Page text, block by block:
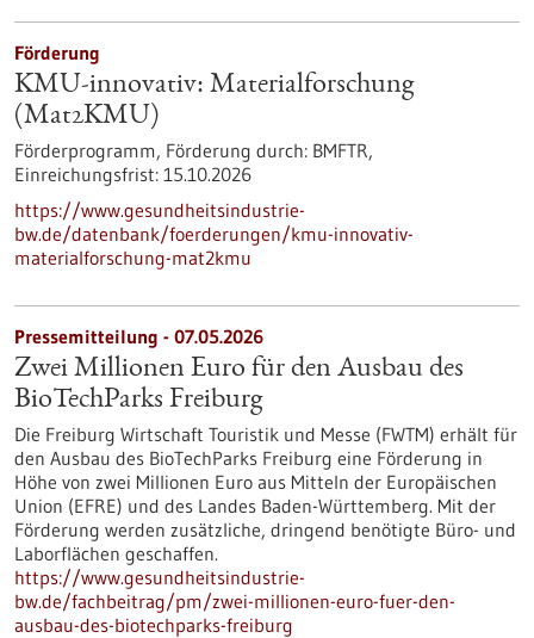
Förderung
KMU-innovativ: Materialforschung
(Mat2KMU)
Förderprogramm, Förderung durch: BMFTR,
Einreichungsfrist: 15.10.2026
https://www.gesundheitsindustrie-
bw.de/datenbank/foerderungen/kmu-innovativ-
materialforschung-mat2kmu
Pressemitteilung - 07.05.2026
Zwei Millionen Euro für den Ausbau des
BioTechParks Freiburg
Die Freiburg Wirtschaft Touristik und Messe (FWTM) erhält für
den Ausbau des BioTechParks Freiburg eine Förderung in
Höhe von zwei Millionen Euro aus Mitteln der Europäischen
Union (EFRE) und des Landes Baden-Württemberg. Mit der
Förderung werden zusätzliche, dringend benötigte Büro- und
Laborflächen geschaffen.
https://www.gesundheitsindustrie-
bw.de/fachbeitrag/pm/zwei-millionen-euro-fuer-den-
ausbau-des-biotechparks-freiburg